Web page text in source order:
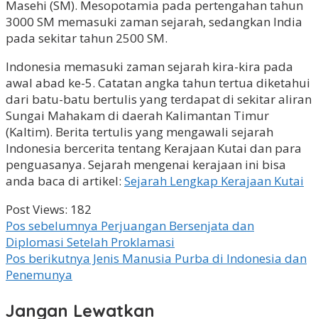
Masehi (SM). Mesopotamia pada pertengahan tahun
3000 SM memasuki zaman sejarah, sedangkan India
pada sekitar tahun 2500 SM.
Indonesia memasuki zaman sejarah kira-kira pada
awal abad ke-5. Catatan angka tahun tertua diketahui
dari batu-batu bertulis yang terdapat di sekitar aliran
Sungai Mahakam di daerah Kalimantan Timur
(Kaltim). Berita tertulis yang mengawali sejarah
Indonesia bercerita tentang Kerajaan Kutai dan para
penguasanya. Sejarah mengenai kerajaan ini bisa
anda baca di artikel: Sejarah Lengkap Kerajaan Kutai
Post Views: 182
Navigasi
pos
Pos sebelumnya Perjuangan Bersenjata dan
Diplomasi Setelah Proklamasi
Pos berikutnya Jenis Manusia Purba di Indonesia dan
Penemunya
Jangan Lewatkan